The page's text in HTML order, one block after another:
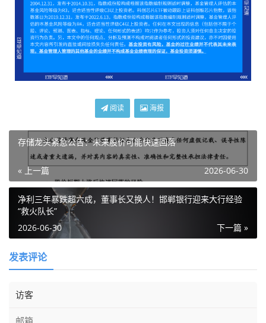
阅读 海报
存储龙头紧急公告：未来股价可能快速回落
« 上一篇 2026-06-30
净利三年暴跌超六成，董事长又换人！邯郸银行迎来大行经验
“救火队长”
下一篇 »
2026-06-30
发表评论